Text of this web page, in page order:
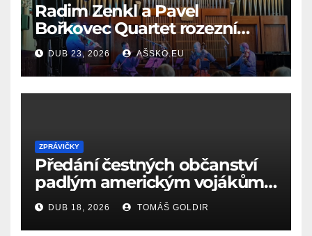
Radim Zenkl a Pavel
Bořkovec Quartet rozezní
Ašské jaro netradičním
spojením žánrů
DUB 23, 2026 AŠSKO.EU
ZPRÁVIČKY
Předání čestných občanství
padlým americkým vojákům
k 81. výročí osvobození Aše
(18.4.1945)
DUB 18, 2026 TOMÁŠ GOLDIR